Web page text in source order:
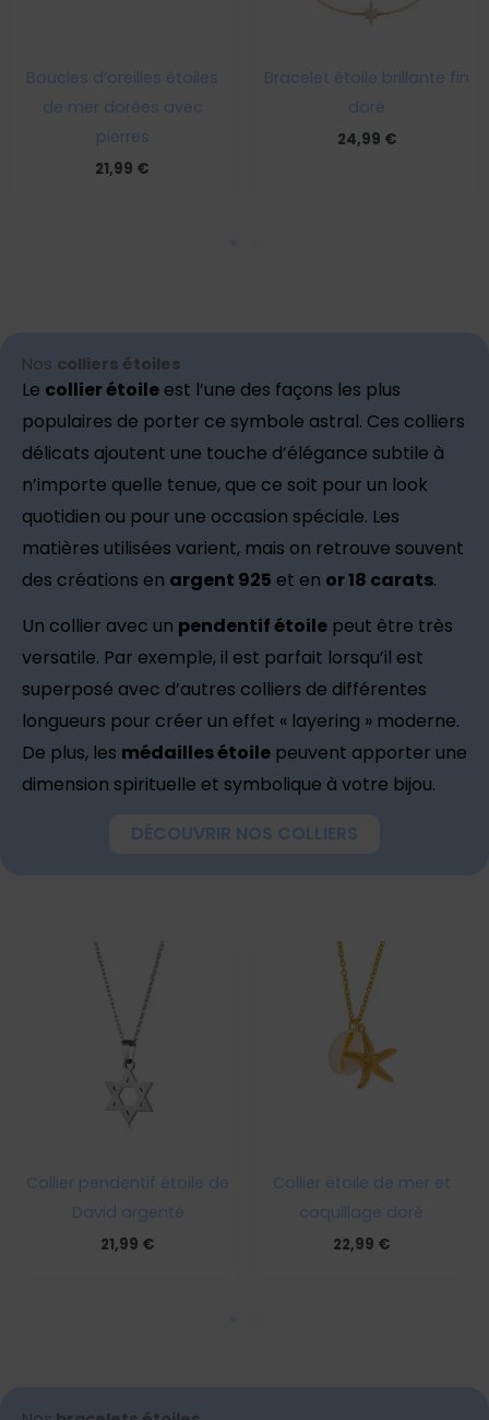
Boucles d’oreilles étoiles
de mer dorées avec
pierres
21,99 €
Bracelet étoile brillante fin
doré
24,99 €
Nos colliers étoiles
Le collier étoile est l’une des façons les plus
populaires de porter ce symbole astral. Ces colliers
délicats ajoutent une touche d’élégance subtile à
n’importe quelle tenue, que ce soit pour un look
quotidien ou pour une occasion spéciale. Les
matières utilisées varient, mais on retrouve souvent
des créations en argent 925 et en or 18 carats.
Un collier avec un pendentif étoile peut être très
versatile. Par exemple, il est parfait lorsqu’il est
superposé avec d’autres colliers de différentes
longueurs pour créer un effet « layering » moderne.
De plus, les médailles étoile peuvent apporter une
dimension spirituelle et symbolique à votre bijou.
DÉCOUVRIR NOS COLLIERS
Collier pendentif étoile de
David argenté
21,99 €
Collier étoile de mer et
coquillage doré
22,99 €